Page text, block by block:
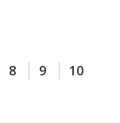
8 9
10